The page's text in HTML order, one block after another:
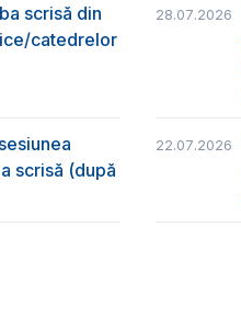
scrisă din
catedrelor
28.07.2026
scrisă (după
22.07.2026